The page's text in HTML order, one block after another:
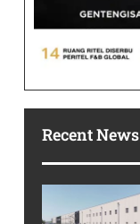
Recent News